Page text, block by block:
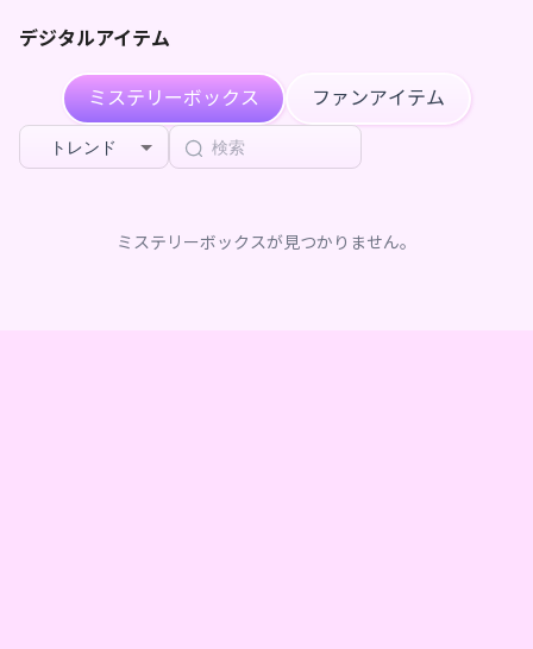
よろしくお願いします！
デジタルアイテム
ミステリーボックス ファンアイテム
トレンド
ミステリーボックスが見つかりません。